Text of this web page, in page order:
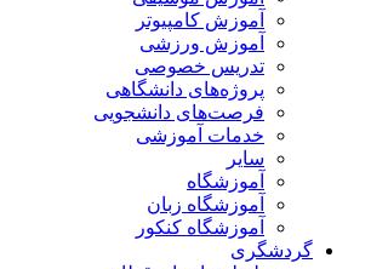
آموزش کامپیوتر
آموزش ورزشی
تدریس خصوصی
پروژه‌های دانشگاهی
فرصت‌های دانشجویی
خدمات آموزشی
سایر
آموزشگاه
آموزشگاه زبان
آموزشگاه کنکور
گردشگری